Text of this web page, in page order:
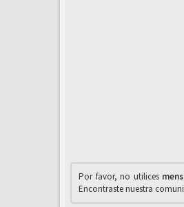
Por favor, no utilices
Encontraste nuestra